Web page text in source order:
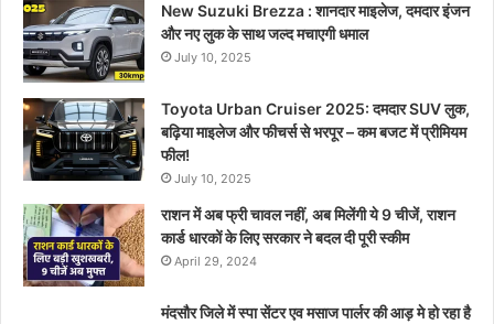
New Suzuki Brezza : शानदार माइलेज, दमदार इंजन
और नए लुक के साथ जल्द मचाएगी धमाल
July 10, 2025
Toyota Urban Cruiser 2025: दमदार SUV लुक,
बढ़िया माइलेज और फीचर्स से भरपूर – कम बजट में प्रीमियम
फील!
July 10, 2025
राशन में अब फ्री चावल नहीं, अब मिलेंगी ये 9 चीजें, राशन
कार्ड धारकों के लिए सरकार ने बदल दी पूरी स्कीम
April 29, 2024
मंदसौर जिले में स्पा सेंटर एव मसाज पार्लर की आड़ मे हो रहा है